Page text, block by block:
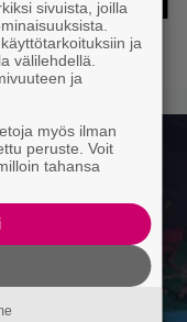
sivuista, joilla
ja
välilehdellä.
ja
myös ilman
peruste. Voit
tahansa